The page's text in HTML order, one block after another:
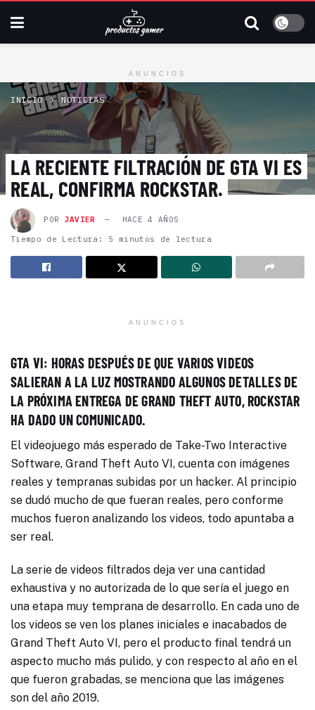
ANUNCIOS
INICIO NOTICIAS
LA RECIENTE FILTRACIÓN DE GTA VI ES
REAL, CONFIRMA ROCKSTAR.
POR JAVIER
HACE 4 AÑOS
Tiempo de Lectura: 5 minutos de lectura
ANUNCIOS
GTA VI: HORAS DESPUÉS DE QUE VARIOS VIDEOS
SALIERAN A LA LUZ MOSTRANDO ALGUNOS DETALLES DE
LA PRÓXIMA ENTREGA DE GRAND THEFT AUTO, ROCKSTAR
HA DADO UN COMUNICADO.
El videojuego más esperado de Take-Two Interactive
Software, Grand Theft Auto VI, cuenta con imágenes
reales y tempranas subidas por un hacker. Al principio
se dudó mucho de que fueran reales, pero conforme
muchos fueron analizando los videos, todo apuntaba a
ser real.
La serie de videos filtrados deja ver una cantidad
exhaustiva y no autorizada de lo que sería el juego en
una etapa muy temprana de desarrollo. En cada uno de
los videos se ven los planes iniciales e inacabados de
Grand Theft Auto VI, pero el producto final tendrá un
aspecto mucho más pulido, y con respecto al año en el
que fueron grabadas, se menciona que las imágenes
son del año 2019.